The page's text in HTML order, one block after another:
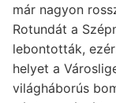
már nagyon
Rotundát a
lebontották,
helyet a
világháborús